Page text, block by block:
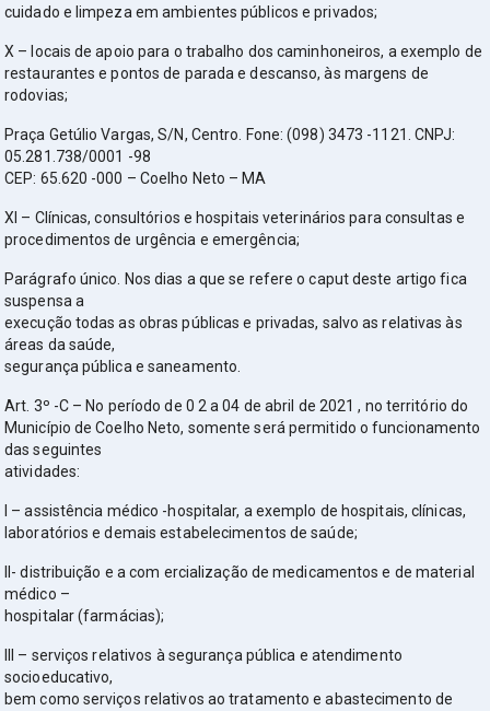
cuidado e limpeza em ambientes públicos e privados;
X – locais de apoio para o trabalho dos caminhoneiros, a exemplo de
restaurantes e pontos de parada e descanso, às margens de
rodovias;
Praça Getúlio Vargas, S/N, Centro. Fone: (098) 3473 -1121. CNPJ:
05.281.738/0001 -98
CEP: 65.620 -000 – Coelho Neto – MA
XI – Clínicas, consultórios e hospitais veterinários para consultas e
procedimentos de urgência e emergência;
Parágrafo único. Nos dias a que se refere o caput deste artigo fica
suspensa a
execução todas as obras públicas e privadas, salvo as relativas às
áreas da saúde,
segurança pública e saneamento.
Art. 3º -C – No período de 0 2 a 04 de abril de 2021 , no território do
Município de Coelho Neto, somente será permitido o funcionamento
das seguintes
atividades:
I – assistência médico -hospitalar, a exemplo de hospitais, clínicas,
laboratórios e demais estabelecimentos de saúde;
II- distribuição e a com ercialização de medicamentos e de material
médico –
hospitalar (farmácias);
III – serviços relativos à segurança pública e atendimento
socioeducativo,
bem como serviços relativos ao tratamento e abastecimento de